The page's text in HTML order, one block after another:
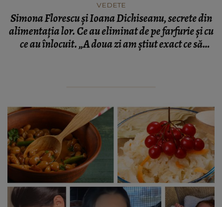
VEDETE
Simona Florescu și Ioana Dichiseanu, secrete din
alimentația lor. Ce au eliminat de pe farfurie și cu
ce au înlocuit. „A doua zi am știut exact ce să